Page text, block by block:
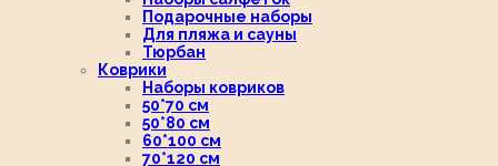
Подарочные наборы
Для пляжа и сауны
Тюрбан
Коврики
Наборы ковриков
50*70 см
50*80 см
60*100 см
70*120 см